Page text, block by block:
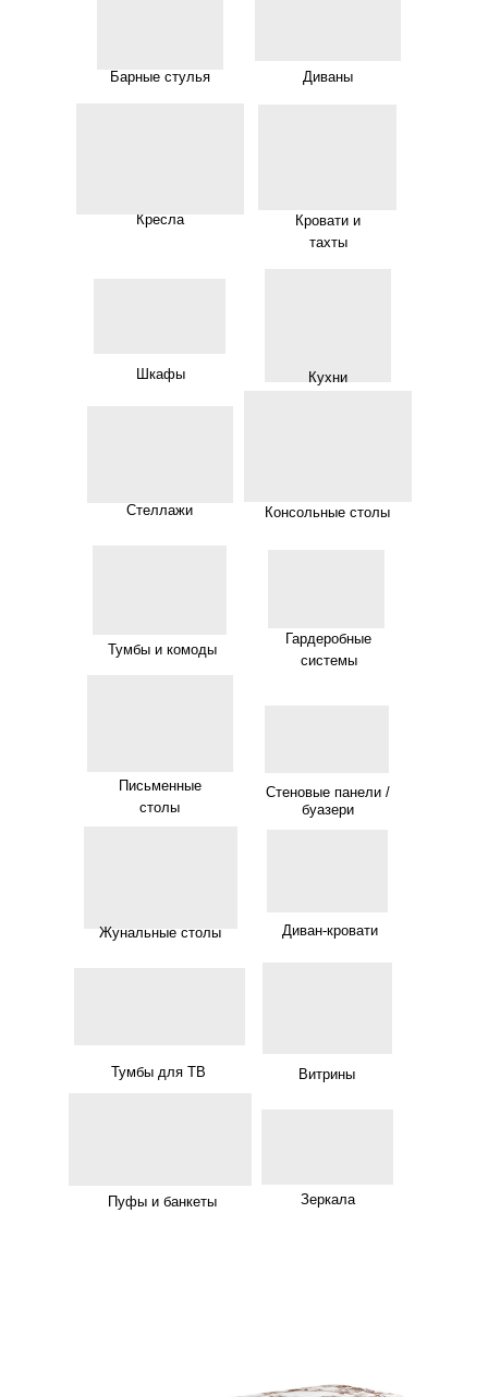
Барные стулья Диваны
Стеллажи
Кровати и
тахты
Кухни
Кресла
Тумбы и комоды
Консольные столы
Витрины
Диван-кровати
Тумбы для ТВ
Жунальные столы
Пуфы и банкеты Зеркала
Гардеробные
системы
Шкафы
Стеновые панели /
буазери
Письменные
столы